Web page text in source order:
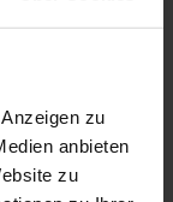
zu
anbieten
zu